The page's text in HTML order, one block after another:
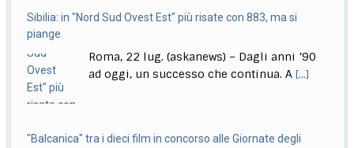
Delmastro, Giunta Camera dice no a uso chat, opposizioni
all’attacco in Parlamento
Roma, 22 lug. (askanews) – Opposizioni all’attacco in
Parlamento per la decisione della Giunta delle [...]
Sibilia: in "Nord Sud Ovest Est" più risate con 883, ma si
piange
Roma, 22 lug. (askanews) – Dagli anni ’90
ad oggi, un successo che continua. A[...]
"Balcanica" tra i dieci film in concorso alle Giornate degli